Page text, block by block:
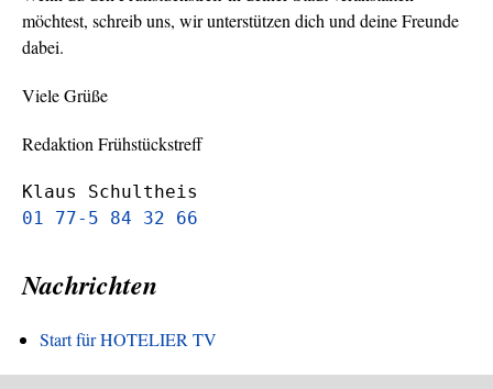
möchtest, schreib uns, wir unterstützen dich und deine Freunde
dabei.
Viele Grüße
Redaktion Frühstückstreff
Klaus Schultheis
01 77-5 84 32 66
Nachrichten
Start für HOTELIER TV